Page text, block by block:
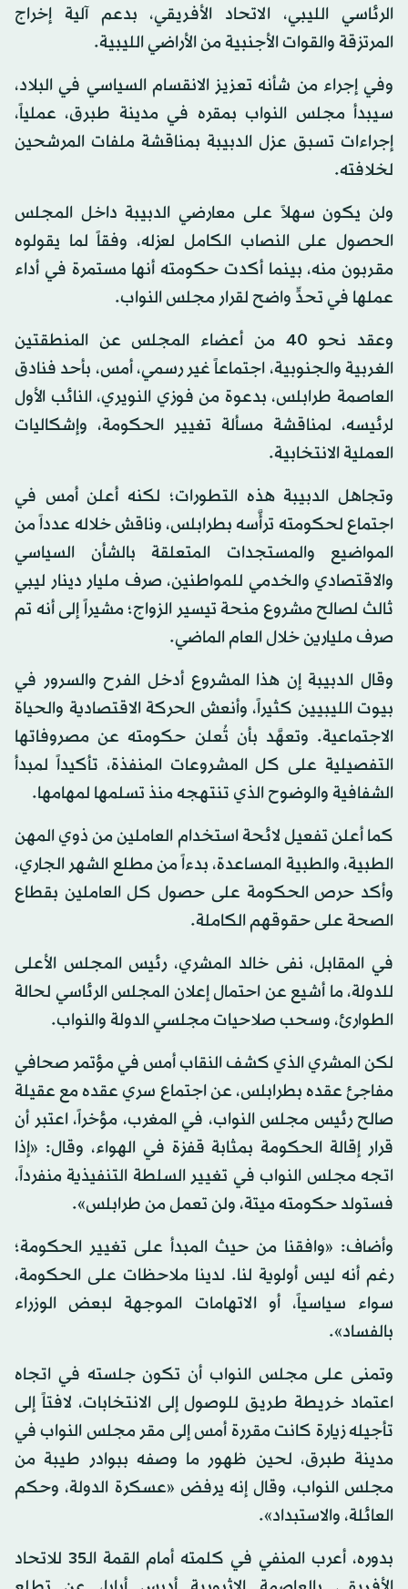
الرئاسي الليبي، الاتحاد الأفريقي، بدعم آلية إخراج
المرتزقة والقوات الأجنبية من الأراضي الليبية.
وفي إجراء من شأنه تعزيز الانقسام السياسي في البلاد،
سيبدأ مجلس النواب بمقره في مدينة طبرق، عملياً،
إجراءات تسبق عزل الدبيبة بمناقشة ملفات المرشحين
لخلافته.
ولن يكون سهلاً على معارضي الدبيبة داخل المجلس
الحصول على النصاب الكامل لعزله، وفقاً لما يقولوه
مقربون منه، بينما أكدت حكومته أنها مستمرة في أداء
عملها في تحدٍّ واضح لقرار مجلس النواب.
وعقد نحو 40 من أعضاء المجلس عن المنطقتين
الغربية والجنوبية، اجتماعاً غير رسمي، أمس، بأحد فنادق
العاصمة طرابلس، بدعوة من فوزي النويري، النائب الأول
لرئيسه، لمناقشة مسألة تغيير الحكومة، وإشكاليات
العملية الانتخابية.
وتجاهل الدبيبة هذه التطورات؛ لكنه أعلن أمس في
اجتماع لحكومته ترأَّسه بطرابلس، وناقش خلاله عدداً من
المواضيع والمستجدات المتعلقة بالشأن السياسي
والاقتصادي والخدمي للمواطنين، صرف مليار دينار ليبي
ثالث لصالح مشروع منحة تيسير الزواج؛ مشيراً إلى أنه تم
صرف مليارين خلال العام الماضي.
وقال الدبيبة إن هذا المشروع أدخل الفرح والسرور في
بيوت الليبيين كثيراً، وأنعش الحركة الاقتصادية والحياة
الاجتماعية. وتعهَّد بأن تُعلن حكومته عن مصروفاتها
التفصيلية على كل المشروعات المنفذة، تأكيداً لمبدأ
الشفافية والوضوح الذي تنتهجه منذ تسلمها لمهامها.
كما أعلن تفعيل لائحة استخدام العاملين من ذوي المهن
الطبية، والطبية المساعدة، بدءاً من مطلع الشهر الجاري،
وأكد حرص الحكومة على حصول كل العاملين بقطاع
الصحة على حقوقهم الكاملة.
في المقابل، نفى خالد المشري، رئيس المجلس الأعلى
للدولة، ما أشيع عن احتمال إعلان المجلس الرئاسي لحالة
الطوارئ، وسحب صلاحيات مجلسي الدولة والنواب.
لكن المشري الذي كشف النقاب أمس في مؤتمر صحافي
مفاجئ عقده بطرابلس، عن اجتماع سري عقده مع عقيلة
صالح رئيس مجلس النواب، في المغرب، مؤخراً، اعتبر أن
قرار إقالة الحكومة بمثابة قفزة في الهواء، وقال: «إذا
اتجه مجلس النواب في تغيير السلطة التنفيذية منفرداً،
فستولد حكومته ميتة، ولن تعمل من طرابلس».
وأضاف: «وافقنا من حيث المبدأ على تغيير الحكومة؛
رغم أنه ليس أولوية لنا. لدينا ملاحظات على الحكومة،
سواء سياسياً، أو الاتهامات الموجهة لبعض الوزراء
بالفساد».
وتمنى على مجلس النواب أن تكون جلسته في اتجاه
اعتماد خريطة طريق للوصول إلى الانتخابات، لافتاً إلى
تأجيله زيارة كانت مقررة أمس إلى مقر مجلس النواب في
مدينة طبرق، لحين ظهور ما وصفه ببوادر طيبة من
مجلس النواب، وقال إنه يرفض «عسكرة الدولة، وحكم
العائلة، والاستبداد».
بدوره، أعرب المنفي في كلمته أمام القمة الـ35 للاتحاد